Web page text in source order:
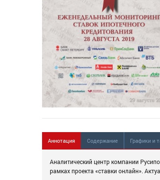
Аннотация Содержание Графики и
Аналитический центр компании
рамках проекта «ставки онлайн».